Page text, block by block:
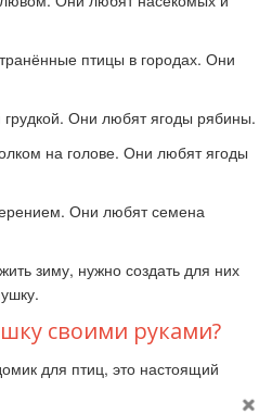
птицы в городах. Они
грудкой. Они любят ягоды рябины.
на голове. Они любят ягоды
Они любят семена
зиму, нужно создать для них
своими руками?
для птиц, это настоящий